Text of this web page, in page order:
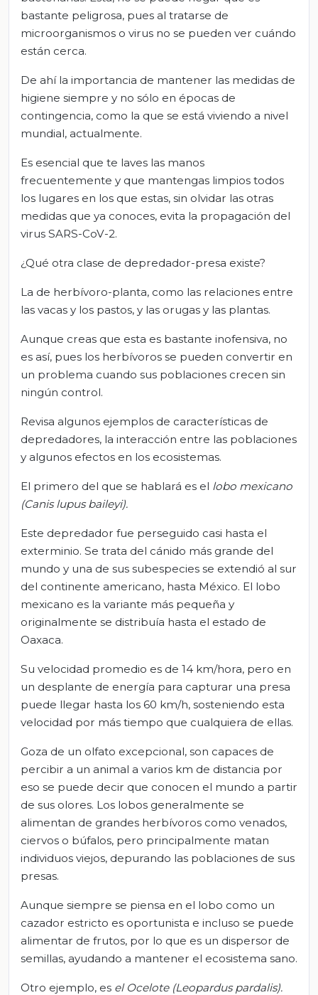
bastante peligrosa, pues al tratarse de
microorganismos o virus no se pueden ver cuándo
están cerca.
De ahí la importancia de mantener las medidas de
higiene siempre y no sólo en épocas de
contingencia, como la que se está viviendo a nivel
mundial, actualmente.
Es esencial que te laves las manos
frecuentemente y que mantengas limpios todos
los lugares en los que estas, sin olvidar las otras
medidas que ya conoces, evita la propagación del
virus SARS-CoV-2.
¿Qué otra clase de depredador-presa existe?
La de herbívoro-planta, como las relaciones entre
las vacas y los pastos, y las orugas y las plantas.
Aunque creas que esta es bastante inofensiva, no
es así, pues los herbívoros se pueden convertir en
un problema cuando sus poblaciones crecen sin
ningún control.
Revisa algunos ejemplos de características de
depredadores, la interacción entre las poblaciones
y algunos efectos en los ecosistemas.
El primero del que se hablará es el lobo mexicano
(Canis lupus baileyi).
Este depredador fue perseguido casi hasta el
exterminio. Se trata del cánido más grande del
mundo y una de sus subespecies se extendió al sur
del continente americano, hasta México. El lobo
mexicano es la variante más pequeña y
originalmente se distribuía hasta el estado de
Oaxaca.
Su velocidad promedio es de 14 km/hora, pero en
un desplante de energía para capturar una presa
puede llegar hasta los 60 km/h, sosteniendo esta
velocidad por más tiempo que cualquiera de ellas.
Goza de un olfato excepcional, son capaces de
percibir a un animal a varios km de distancia por
eso se puede decir que conocen el mundo a partir
de sus olores. Los lobos generalmente se
alimentan de grandes herbívoros como venados,
ciervos o búfalos, pero principalmente matan
individuos viejos, depurando las poblaciones de sus
presas.
Aunque siempre se piensa en el lobo como un
cazador estricto es oportunista e incluso se puede
alimentar de frutos, por lo que es un dispersor de
semillas, ayudando a mantener el ecosistema sano.
Otro ejemplo, es el Ocelote (Leopardus pardalis).